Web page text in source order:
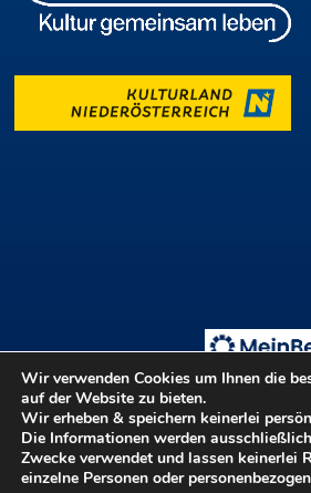
Tage der offenen Ateliers
Login ::
Hilfe Kontakt
Wir verwenden Cookies um Ihnen die
auf der Website zu bieten.
Wir erheben & speichern keinerlei
Die Informationen werden
Zwecke verwendet und lassen keinerlei
einzelne Personen oder